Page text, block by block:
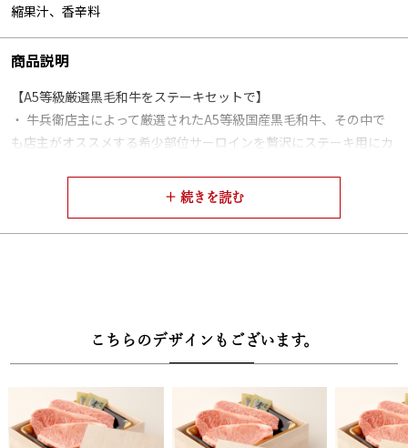
縮果汁、香辛料
商品説明
【A5等級厳選黒毛和牛をステーキセットで】
・ 牛兵衛店主によって厳選されたA5等級国産黒毛和牛、その中で
も店主がオススメする希少部位サーロインを贅沢にステーキ用にカ
存分に味わっていただけます。
【牛兵衛厳選の調味料】
全の品質規格証明番号】厳格な基準をクリアした牛のみに与えられ
る品質規格証明番号を各セットご用意しております。
【安心、安全の品質規格証明番号】
・厳格な基準をクリアした牛のみに与えられる品質規格証明番号を
こちらのデザインもございます。